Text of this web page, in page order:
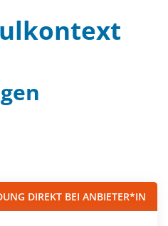
DIREKT BEI ANBIETER*IN